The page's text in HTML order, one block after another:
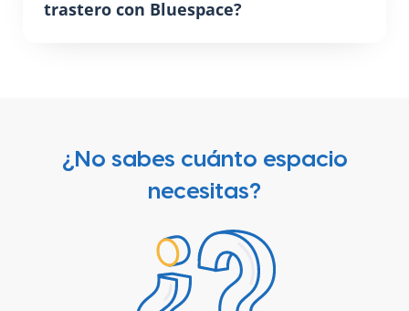
trastero con Bluespace?
¿No sabes cuánto espacio
necesitas?